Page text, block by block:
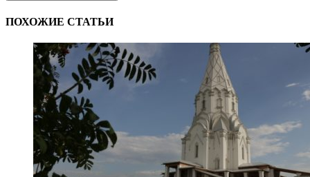
ПОХОЖИЕ СТАТЬИ